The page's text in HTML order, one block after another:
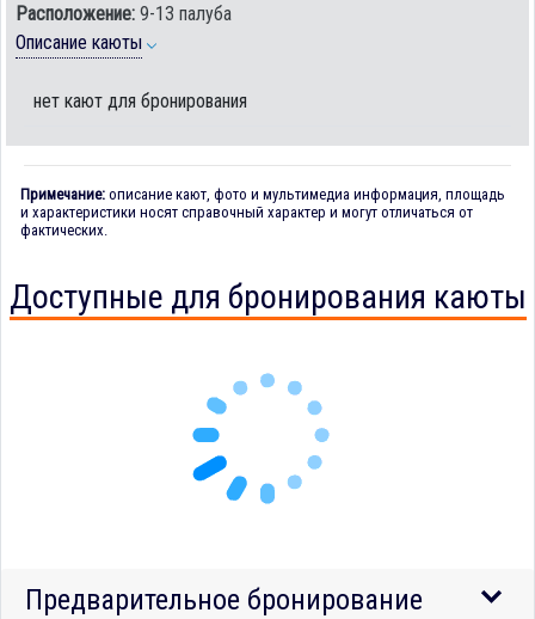
Расположение: 9-13 палуба
Описание каюты
нет кают для бронирования
Примечание: описание кают, фото и мультимедиа информация, площадь
и характеристики носят справочный характер и могут отличаться от
фактических.
Доступные для бронирования каюты
Предварительное бронирование